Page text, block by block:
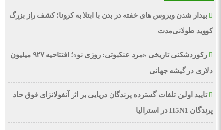
بیدار شدن ویروس‌ های خفته در بدن با ابتلا به کرونا؛ کشف راز بزرگ
کووید طولانی‌مدت
رکوردشکنی تاریخی «مرد عنکبوتی: روزی نو»؛ افتتاحیه ۹۲۷ میلیون
دلاری در گیشه جهانی
تایید اولین تلفات گسترده پرندگان دریایی بر اثر آنفولانزای فوق حاد
پرندگان H5N1 در استرالیا